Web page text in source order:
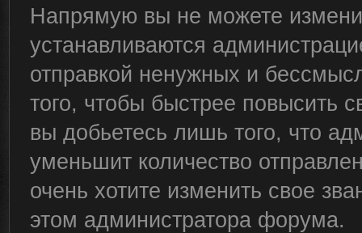
Напрямую вы не можете
устанавливаются
отправкой ненужных и
того, чтобы быстрее повысить
вы добьетесь лишь того, что
уменьшит количество
очень хотите изменить свое
этом администратора форума.